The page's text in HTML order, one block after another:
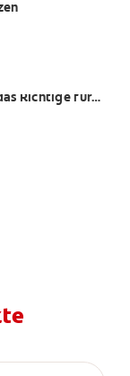
Richtige für